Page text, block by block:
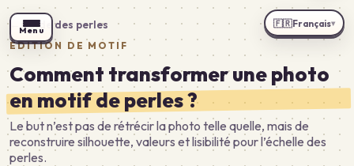
←Guide des perles
ÉDITION DE MOTIF
Comment transformer une photo
en motif de perles ?
Le but n’est pas de rétrécir la photo telle quelle, mais de
reconstruire silhouette, valeurs et lisibilité pour l’échelle des
perles.
Menu
🇫🇷Français▾